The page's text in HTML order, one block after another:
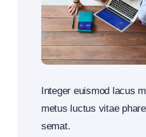
Integer euismod lacus
metus luctus vitae
semat.